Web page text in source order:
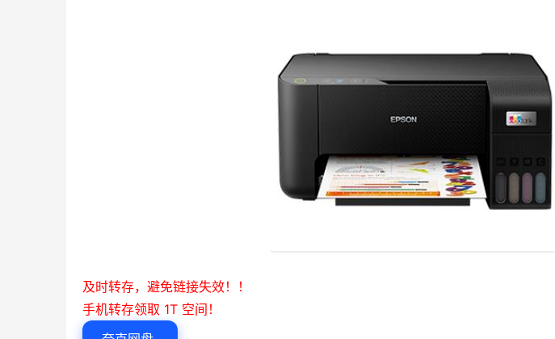
及时转存，避免链接失效！！
手机转存领取 1T 空间！